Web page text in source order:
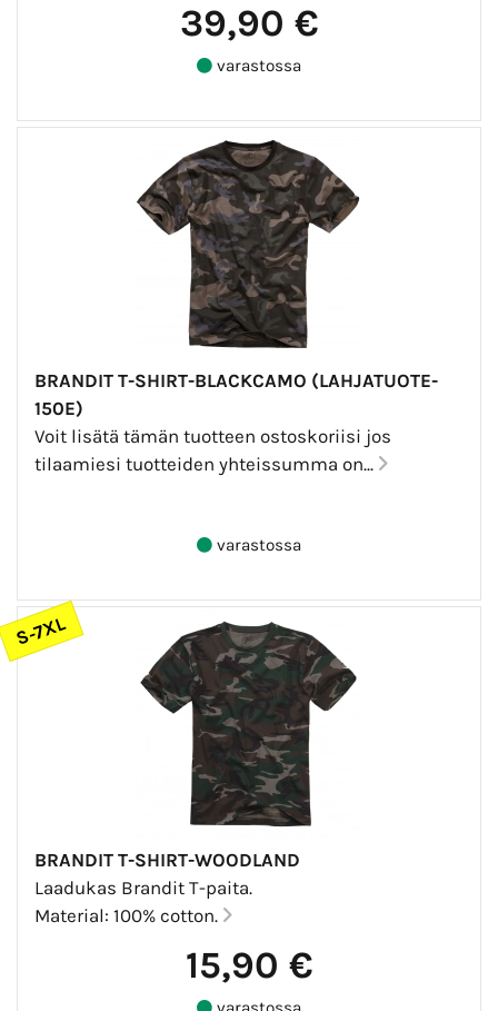
39,90 €
varastossa
BRANDIT T-SHIRT-BLACKCAMO (LAHJATUOTE-
150E)
Voit lisätä tämän tuotteen ostoskoriisi jos
tilaamiesi tuotteiden yhteissumma on...
varastossa
S-7XL
BRANDIT T-SHIRT-WOODLAND
Laadukas Brandit T-paita.
Material: 100% cotton.
15,90 €